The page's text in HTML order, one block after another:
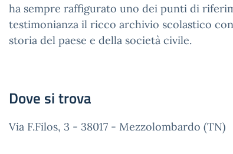
ha sempre raffigurato uno dei punti di
testimonianza il ricco archivio scolastico
storia del paese e della società civile.
Dove si trova
Via F.Filos, 3 - 38017 - Mezzolombardo (TN)